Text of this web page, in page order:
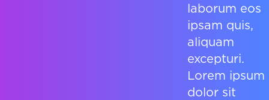
laborum eos
ipsam quis,
aliquam
excepturi.
Lorem ipsum
dolor sit